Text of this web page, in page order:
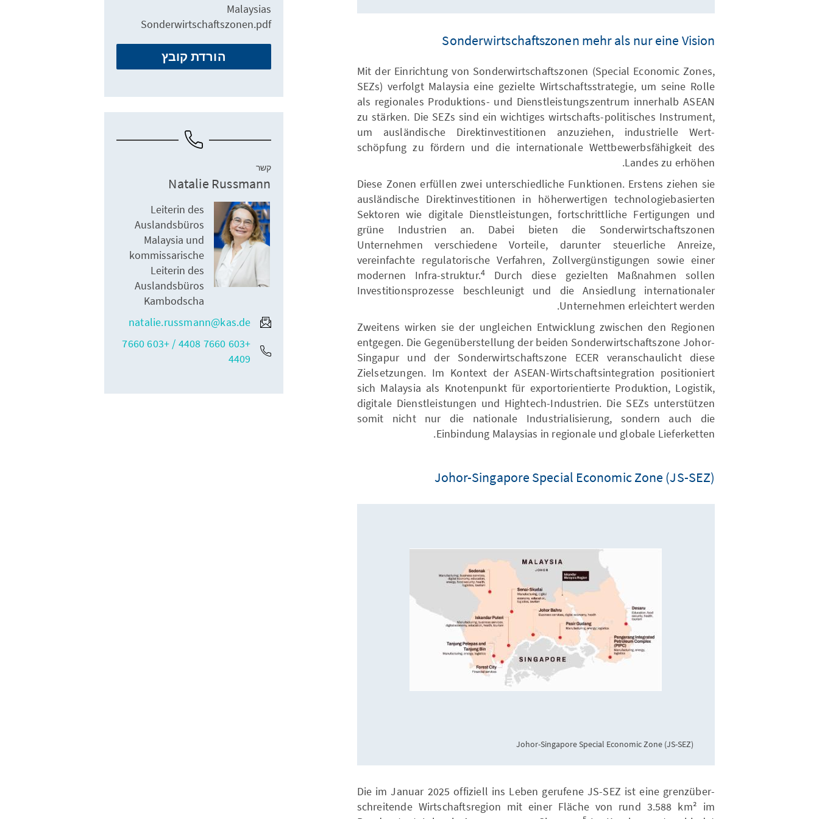
Sonderwirtschaftszonen mehr als nur eine Vision
Mit der Einrichtung von Sonderwirtschaftszonen (Special Economic Zones,
SEZs) verfolgt Malaysia eine gezielte Wirtschaftsstrategie, um seine Rolle
als regionales Produktions- und Dienstleistungszentrum innerhalb ASEAN
zu stärken. Die SEZs sind ein wichtiges wirtschafts-politisches Instrument,
um ausländische Direktinvestitionen anzuziehen, industrielle Wert-
schöpfung zu fördern und die internationale Wettbewerbsfähigkeit des
Landes zu erhöhen.
Diese Zonen erfüllen zwei unterschiedliche Funktionen. Erstens ziehen sie
ausländische Direktinvestitionen in höherwertigen technologiebasierten
Sektoren wie digitale Dienstleistungen, fortschrittliche Fertigungen und
grüne Industrien an. Dabei bieten die Sonderwirtschaftszonen
Unternehmen verschiedene Vorteile, darunter steuerliche Anreize,
vereinfachte regulatorische Verfahren, Zollvergünstigungen sowie einer
modernen Infra-struktur.4
Durch diese gezielten Maßnahmen sollen
Investitionsprozesse beschleunigt und die Ansiedlung internationaler
Unternehmen erleichtert werden.
Zweitens wirken sie der ungleichen Entwicklung zwischen den Regionen
entgegen. Die Gegenüberstellung der beiden Sonderwirtschaftszone Johor-
Singapur und der Sonderwirtschaftszone ECER veranschaulicht diese
Zielsetzungen. Im Kontext der ASEAN-Wirtschaftsintegration positioniert
sich Malaysia als Knotenpunkt für exportorientierte Produktion, Logistik,
digitale Dienstleistungen und Hightech-Industrien. Die SEZs unterstützen
somit nicht nur die nationale Industrialisierung, sondern auch die
Einbindung Malaysias in regionale und globale Lieferketten.
Johor-Singapore Special Economic Zone (JS-SEZ)
Johor-Singapore Special Economic Zone (JS-SEZ)
Die im Januar 2025 offiziell ins Leben gerufene JS-SEZ ist eine grenzüber-
schreitende Wirtschaftsregion mit einer Fläche von rund 3.588 km² im
Malaysias
Sonderwirtschaftszonen.pdf
הורדת קובץ
קשר
Natalie Russmann
Leiterin des
Auslandsbüros
Malaysia und
kommissarische
Leiterin des
Auslandsbüros
Kambodscha
natalie.russmann@kas.de
+603 7660 4408 / +603 7660
4409